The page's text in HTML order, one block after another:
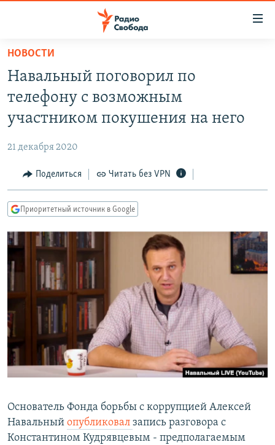
упрощенного
доступа
Вернуться
основному
Вернутся
Вернутся
поиску
ПОДКАСТЫ
АВТОРСКИЕ ПРОЕКТЫ
МНЕНИЯ
КУЛЬТУРА
КАВКАЗ.РЕАЛИИ
СЕВЕР.РЕАЛИИ
СИБИРЬ.РЕАЛИИ
РАСПИСАНИЕ ВЕЩАНИЯ
ПОДПИШИТЕСЬ НА РАССЫЛКУ
СОЦИАЛЬНЫЕ СЕТИ
Все сайты РСЕ/РС
НОВОСТИ
Навальный поговорил по
телефону с возможным
участником покушения на него
21 декабря 2020
Поделиться Читать без VPN
Приоритетный источник в Google
Основатель Фонда борьбы с коррупцией Алексей
Навальный опубликовал запись разговора с
Константином Кудрявцевым - предполагаемым